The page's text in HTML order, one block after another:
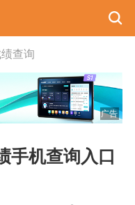
查询
广告
手机查询入口